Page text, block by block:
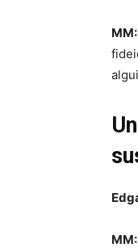
MM:
MM: